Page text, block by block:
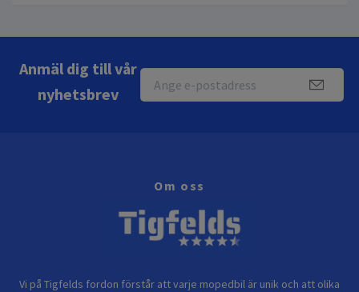
Anmäl dig till vår
nyhetsbrev
Om oss
Vi på Tigfelds fordon förstår att varje mopedbil är unik och att olika